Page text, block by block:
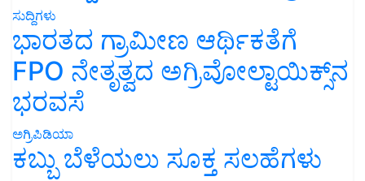
ಸುದ್ದಿಗಳು
ಭಾರತದ ಗ್ರಾಮೀಣ ಆರ್ಥಿಕತೆಗೆ
FPO ನೇತೃತ್ವದ ಅಗ್ರಿವೋಲ್ಟಾಯಿಕ್ಸ್‌ನ
ಭರವಸೆ
ಅಗ್ರಿಪಿಡಿಯಾ
ಕಬ್ಬು ಬೆಳೆಯಲು ಸೂಕ್ತ ಸಲಹೆಗಳು